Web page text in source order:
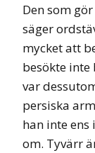
Den som
säger
mycket att
besökte inte
var
persiska
han inte
om. Tyvärr